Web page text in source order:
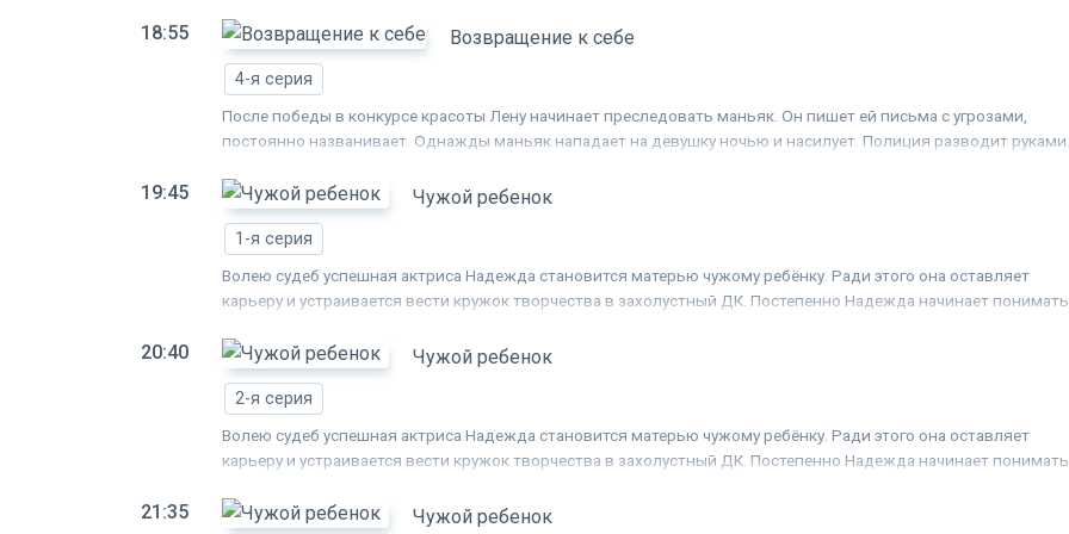
встретиться со своим страхом лицом к лицу и победить его...
18:55 Возвращение к себе
4-я серия
После победы в конкурсе красоты Лену начинает преследовать маньяк. Он пишет ей письма с угрозами,
постоянно названивает. Однажды маньяк нападает на девушку ночью и насилует. Полиция разводит руками.
встретиться со своим страхом лицом к лицу и победить его...
19:45 Чужой ребенок
1-я серия
Волею судеб успешная актриса Надежда становится матерью чужому ребёнку. Ради этого она оставляет
карьеру и устраивается вести кружок творчества в захолустный ДК. Постепенно Надежда начинает понимать,
на помощь Наде приходит Михаил - директор школы, где учится Ваня. Он предлагает Надежде весь свой
педагогический опыт, а также моральную поддержку. Михаил, проявляя заботу о ребёнке, постепенно
сближается с Надей. Оба понимают, что между ними есть взаимное притяжение, но влюблённым приходится
всё тщательно скрывать... Смогут ли два одиноких человека найти своё счастье, вопреки пересудам учителей
родителей? Узнает ли сын о том, что мама - не родная?
20:40 Чужой ребенок
2-я серия
Волею судеб успешная актриса Надежда становится матерью чужому ребёнку. Ради этого она оставляет
карьеру и устраивается вести кружок творчества в захолустный ДК. Постепенно Надежда начинает понимать,
на помощь Наде приходит Михаил - директор школы, где учится Ваня. Он предлагает Надежде весь свой
21:35 Чужой ребенок